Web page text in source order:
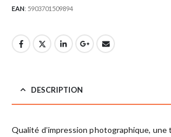
EAN: 5903701509894
DESCRIPTION
Qualité d’impression photographique,